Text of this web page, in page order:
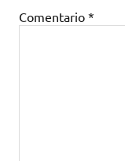
Comentario *